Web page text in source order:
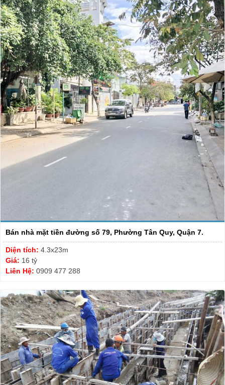
Bán nhà mặt tiền đường số 79, Phường Tân Quy, Quận 7.
Diện tích: 4.3x23m
Giá: 16 tỷ
Liên Hệ: 0909 477 288